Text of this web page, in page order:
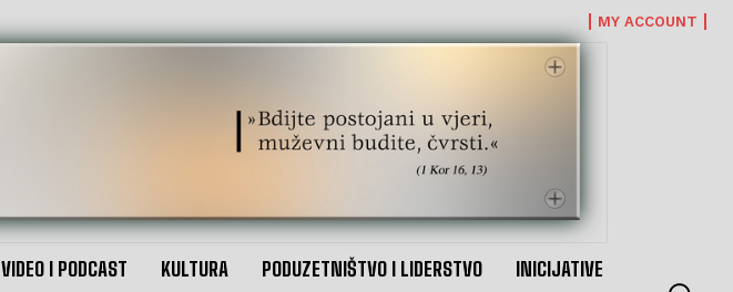
MY ACCOUNT
VIDEO I PODCAST KULTURA PODUZETNIŠTVO I LIDERSTVO INICIJATIVE